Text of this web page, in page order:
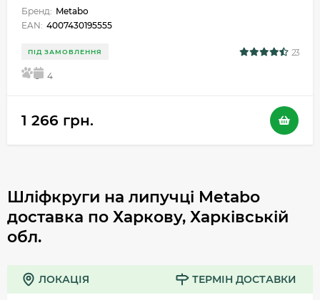
Бренд: Metabo
EAN: 4007430195555
ПІД ЗАМОВЛЕННЯ 23
5 4
1 266 грн.
Шліфкруги на липучці Metabo
доставка по Харкову, Харківській
обл.
ЛОКАЦІЯ ТЕРМІН ДОСТАВКИ